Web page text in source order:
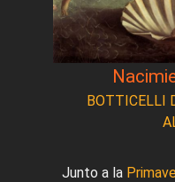
BOTTICELLI
Junto a la